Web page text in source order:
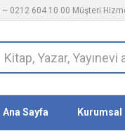
~ 0212 604 10 00 Müşteri
Ana Sayfa Kurumsal